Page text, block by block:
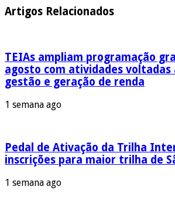
Artigos Relacionados
TEIAs ampliam programação
agosto com atividades voltadas
gestão e geração de renda
1 semana ago
Pedal de Ativação da Trilha
inscrições para maior trilha de
1 semana ago